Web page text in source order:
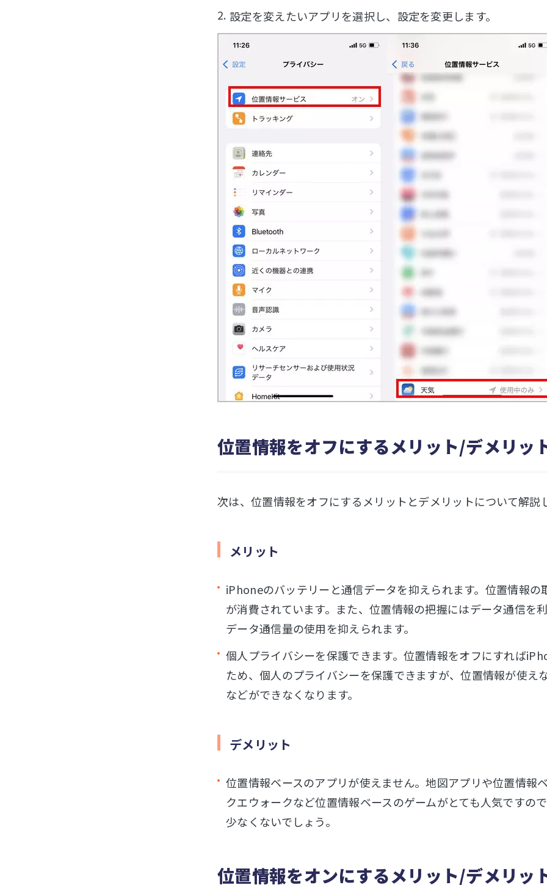
設定を変えたいアプリを選択し、設定を変更します。
位置情報をオフにするメリット/デメリッ
次は、位置情報をオフにするメリットとデメリットについて解説
メリット
iPhoneのバッテリーと通信データを抑えられます。位置情報
が消費されています。また、位置情報の把握にはデータ通信
データ通信量の使用を抑えられます。
個人プライバシーを保護できます。位置情報をオフにすれば
ため、個人のプライバシーを保護できますが、位置情報が使
などができなくなります。
デメリット
位置情報ベースのアプリが使えません。地図アプリや位置情報
クエウォークなど位置情報ベースのゲームがとても人気ですの
少なくないでしょう。
位置情報をオンにするメリット/デメリッ